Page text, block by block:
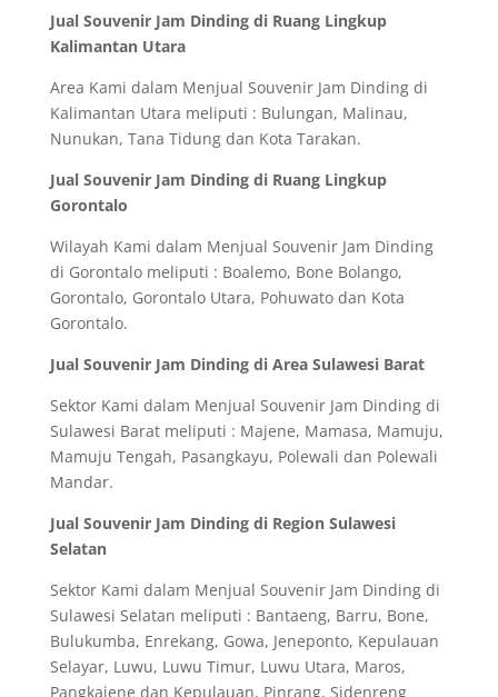
Jual Souvenir Jam Dinding di Ruang Lingkup
Kalimantan Utara
Area Kami dalam Menjual Souvenir Jam Dinding di
Kalimantan Utara meliputi : Bulungan, Malinau,
Nunukan, Tana Tidung dan Kota Tarakan.
Jual Souvenir Jam Dinding di Ruang Lingkup
Gorontalo
Wilayah Kami dalam Menjual Souvenir Jam Dinding
di Gorontalo meliputi : Boalemo, Bone Bolango,
Gorontalo, Gorontalo Utara, Pohuwato dan Kota
Gorontalo.
Jual Souvenir Jam Dinding di Area Sulawesi Barat
Sektor Kami dalam Menjual Souvenir Jam Dinding di
Sulawesi Barat meliputi : Majene, Mamasa, Mamuju,
Mamuju Tengah, Pasangkayu, Polewali dan Polewali
Mandar.
Jual Souvenir Jam Dinding di Region Sulawesi
Selatan
Sektor Kami dalam Menjual Souvenir Jam Dinding di
Sulawesi Selatan meliputi : Bantaeng, Barru, Bone,
Bulukumba, Enrekang, Gowa, Jeneponto, Kepulauan
Selayar, Luwu, Luwu Timur, Luwu Utara, Maros,
Pangkajene dan Kepulauan, Pinrang, Sidenreng